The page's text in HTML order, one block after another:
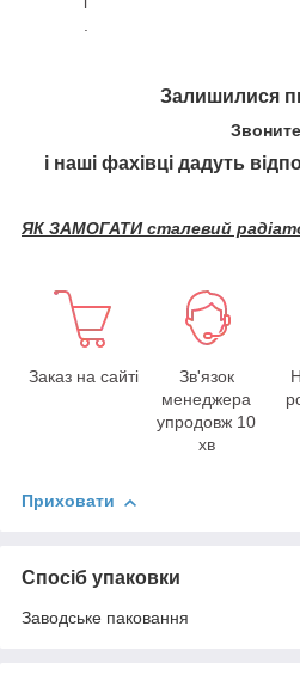
.
Залишилися
Звоните
і наші фахівці дадуть
ЯК ЗАМОГАТИ сталевий
Заказ на сайті
Зв'язок
менеджера
упродовж 10
хв
Приховати
Спосіб упаковки
Заводське паковання